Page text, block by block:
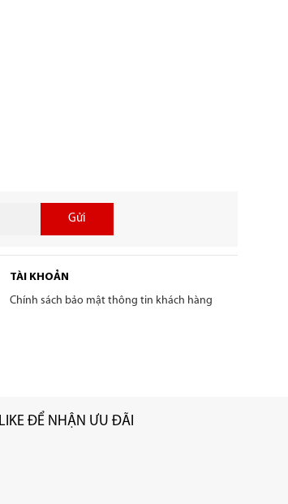
Gửi
TÀI KHOẢN
Chính sách bảo mật thông tin khách hàng
LIKE ĐỂ NHẬN ƯU ĐÃI